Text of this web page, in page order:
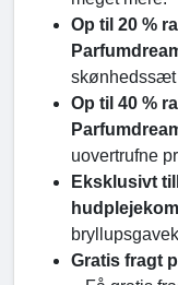
Op til 20 %
skønhedssæt
Op til 40 %
uovertrufne
Eksklusivt
Gratis fragt